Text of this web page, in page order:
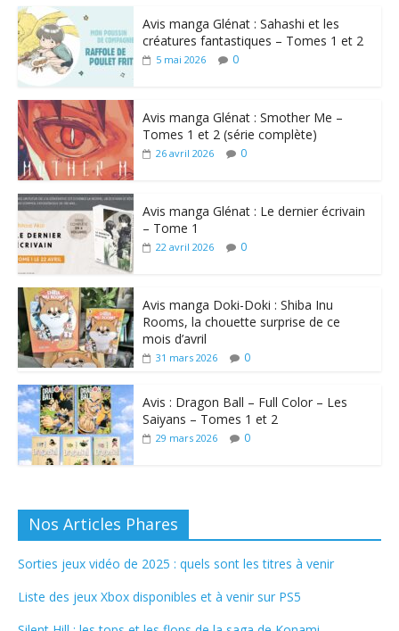
Avis manga Glénat : Sahashi et les
créatures fantastiques – Tomes 1 et 2
5 mai 2026 0
Avis manga Glénat : Smother Me –
Tomes 1 et 2 (série complète)
26 avril 2026 0
Avis manga Glénat : Le dernier écrivain
– Tome 1
22 avril 2026 0
Avis manga Doki-Doki : Shiba Inu
Rooms, la chouette surprise de ce
mois d’avril
31 mars 2026 0
Avis : Dragon Ball – Full Color – Les
Saiyans – Tomes 1 et 2
29 mars 2026 0
Nos Articles Phares
Sorties jeux vidéo de 2025 : quels sont les titres à venir
Liste des jeux Xbox disponibles et à venir sur PS5